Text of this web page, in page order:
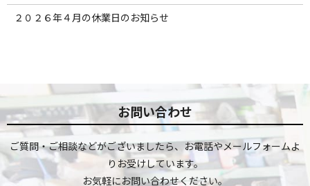
２０２６年４月の休業日のお知らせ
お問い合わせ
ご質問・ご相談などがございましたら、お電話やメールフォームよ
りお受けしています。
お気軽にお問い合わせください。